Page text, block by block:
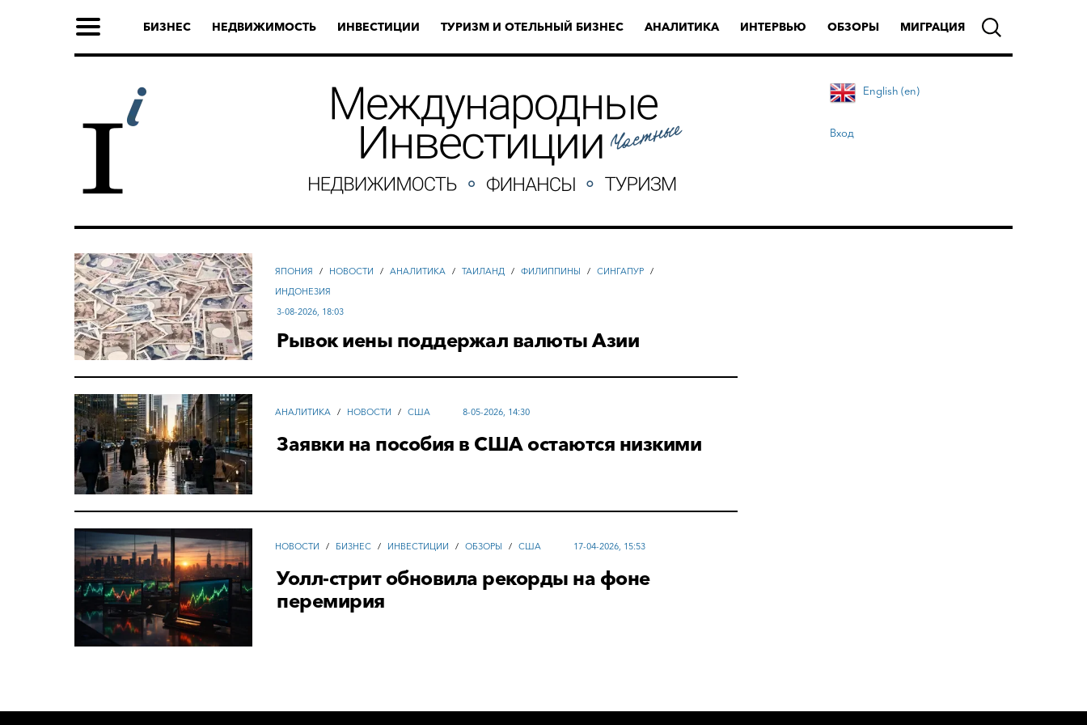
БИЗНЕС НЕДВИЖИМОСТЬ ИНВЕСТИЦИИ ТУРИЗМ И ОТЕЛЬНЫЙ БИЗНЕС АНАЛИТИКА ИНТЕРВЬЮ ОБЗОРЫ МИГРАЦИЯ
English (en)
Вход
ЯПОНИЯ / НОВОСТИ / АНАЛИТИКА / ТАИЛАНД / ФИЛИППИНЫ / СИНГАПУР /
ИНДОНЕЗИЯ
3-08-2026, 18:03
Рывок иены поддержал валюты Азии
АНАЛИТИКА / НОВОСТИ / США 8-05-2026, 14:30
Заявки на пособия в США остаются низкими
НОВОСТИ / БИЗНЕС / ИНВЕСТИЦИИ / ОБЗОРЫ / США 17-04-2026, 15:53
Уолл-стрит обновила рекорды на фоне
перемирия